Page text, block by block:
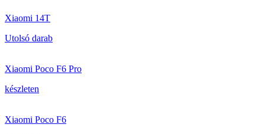
Xiaomi 14T
Utolsó darab
Xiaomi Poco F6 Pro
készleten
Xiaomi Poco F6